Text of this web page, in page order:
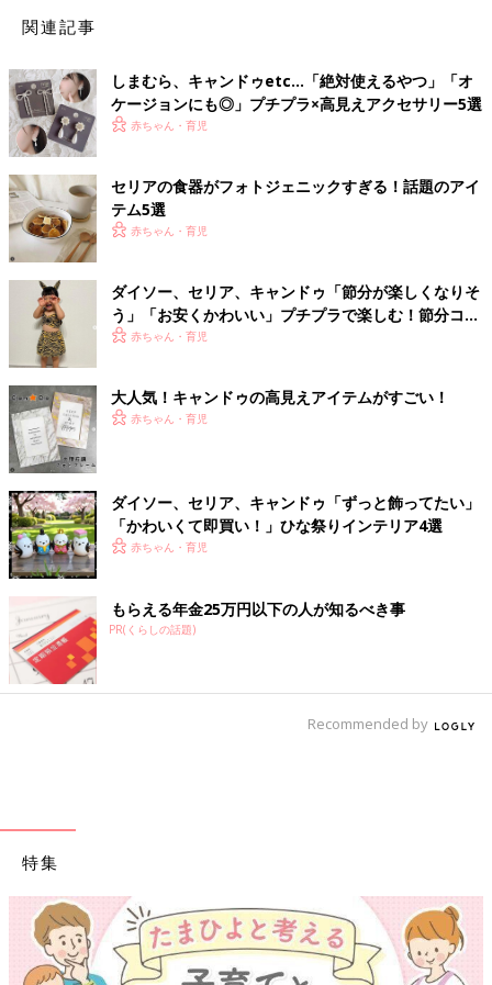
関連記事
しまむら、キャンドゥetc…「絶対使えるやつ」「オ
ケージョンにも◎」プチプラ×高見えアクセサリー5選
赤ちゃん・育児
セリアの食器がフォトジェニックすぎる！話題のアイ
テム5選
赤ちゃん・育児
ダイソー、セリア、キャンドゥ「節分が楽しくなりそ
う」「お安くかわいい」プチプラで楽しむ！節分コス
プレアイテム5選
赤ちゃん・育児
大人気！キャンドゥの高見えアイテムがすごい！
赤ちゃん・育児
ダイソー、セリア、キャンドゥ「ずっと飾ってたい」
「かわいくて即買い！」ひな祭りインテリア4選
赤ちゃん・育児
もらえる年金25万円以下の人が知るべき事
PR(くらしの話題)
Recommended by
特集